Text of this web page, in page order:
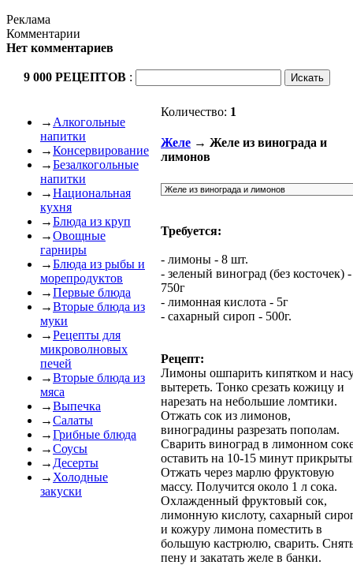
Реклама
Комментарии
Нет комментариев
9 000 РЕЦЕПТОВ :
→ Алкогольные
напитки
→Консервирование
→Безалкогольные
напитки
→Национальная
кухня
→Блюда из круп
→Овощные
гарниры
→Блюда из рыбы и
морепродуктов
→Первые блюда
→Вторые блюда из
муки
→Рецепты для
микроволновых
печей
→Вторые блюда из
мяса
→Выпечка
→Салаты
→Грибные блюда
→Соусы
→ Десерты
→ Холодные
закуски
Количество: 1
Желе → Желе из винограда и
лимонов
Требуется:
- лимоны - 8 шт.
- зеленый виноград (без косточек) -
750г
- лимонная кислота - 5г
- сахарный сироп - 500г.
Рецепт:
Лимоны ошпарить кипятком и
вытереть. Тонко срезать кожицу и
нарезать на небольшие ломтики.
Отжать сок из лимонов,
виноградины разрезать пополам.
Сварить виноград в лимонном
оставить на 10-15 минут
Отжать через марлю фруктовую
массу. Получится около 1 л сока.
Охлажденный фруктовый сок,
лимонную кислоту, сахарный
и кожуру лимона поместить в
большую кастрюлю, сварить.
пену и закатать желе в банки.